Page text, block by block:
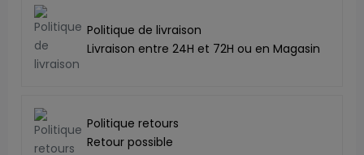
Politique de livraison
Livraison entre 24H et 72H ou en Magasin
Politique retours
Retour possible